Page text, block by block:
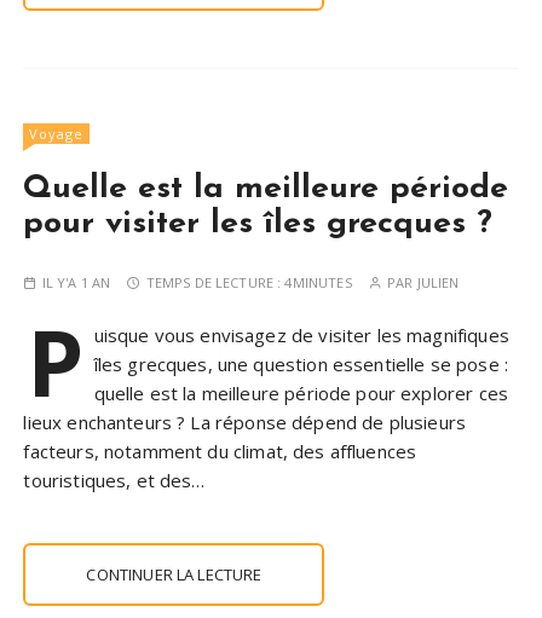
Voyage
Quelle est la meilleure période
pour visiter les îles grecques ?
IL Y'A 1 AN TEMPS DE LECTURE :4MINUTES PAR JULIEN
P uisque vous envisagez de visiter les magnifiques
îles grecques, une question essentielle se pose :
quelle est la meilleure période pour explorer ces
lieux enchanteurs ? La réponse dépend de plusieurs
facteurs, notamment du climat, des affluences
touristiques, et des…
CONTINUER LA LECTURE